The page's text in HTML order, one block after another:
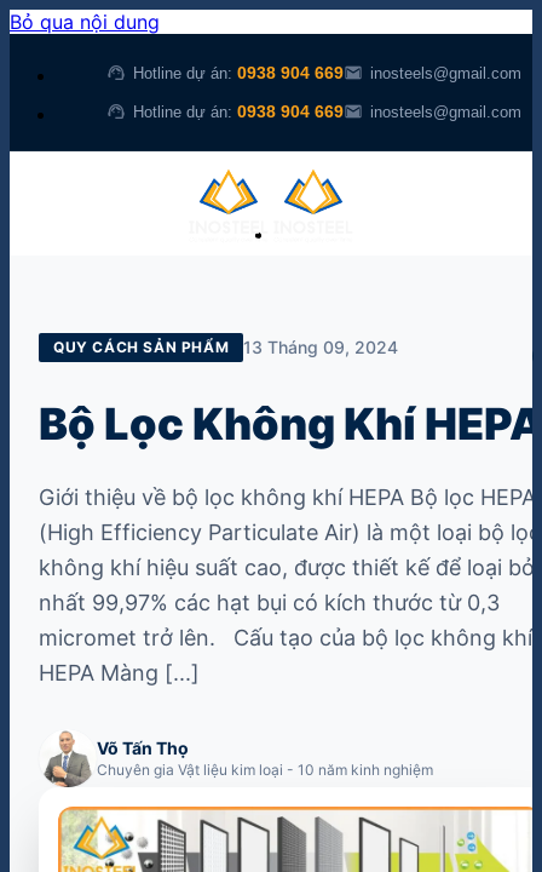
Bỏ qua nội dung
support_agent Hotline dự án: 0938 904 669mail inosteels@gmail.com
support_agent Hotline dự án: 0938 904 669mail inosteels@gmail.com
GIỎ HÀNG
Chưa có sản phẩm
trong giỏ hàng.
Quay trở lại
cửa hàng
QUY CÁCH SẢN PHẨM 13 Tháng 09, 2024
Bộ Lọc Không Khí
Giới thiệu về bộ lọc không khí HEPA Bộ lọc HEPA
(High Efficiency Particulate Air) là một loại bộ lọc
không khí hiệu suất cao, được thiết kế để loại bỏ
nhất 99,97% các hạt bụi có kích thước từ 0,3
micromet trở lên. Cấu tạo của bộ lọc không khí
HEPA Màng [...]
Võ Tấn Thọ
Chuyên gia Vật liệu kim loại - 10 năm kinh nghiệm